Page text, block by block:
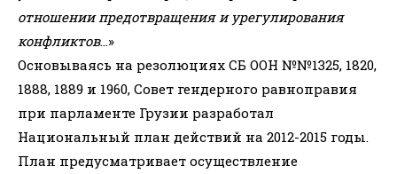
отношении предотвращения и урегулирования
конфликтов…»
Основываясь на резолюциях СБ ООН №№1325, 1820,
1888, 1889 и 1960, Совет гендерного равноправия
при парламенте Грузии разработал
Национальный план действий на 2012-2015 годы.
План предусматривает осуществление